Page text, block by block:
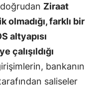
Giresun
Hatay
Ziraat
olmadığı, farklı bir
altyapısı
çalışıldığı
bankanın
saliseler